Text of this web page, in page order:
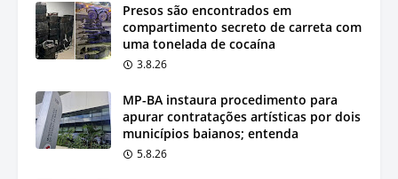
Presos são encontrados em
compartimento secreto de carreta com
uma tonelada de cocaína
3.8.26
MP-BA instaura procedimento para
apurar contratações artísticas por dois
municípios baianos; entenda
5.8.26